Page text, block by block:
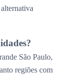
São Paulo,
regiões com